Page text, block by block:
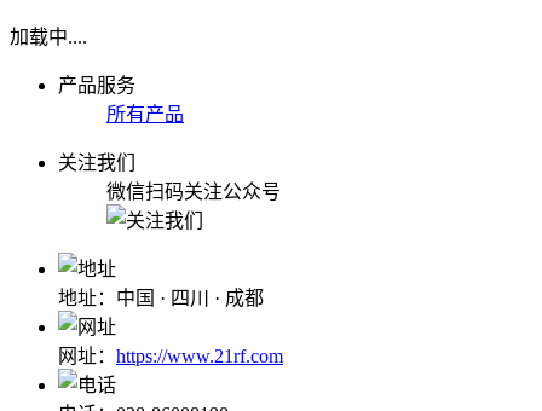
加载中....
产品服务
所有产品
关注我们
微信扫码关注公众号
地址：中国 · 四川 · 成都
网址： https://www.21rf.com